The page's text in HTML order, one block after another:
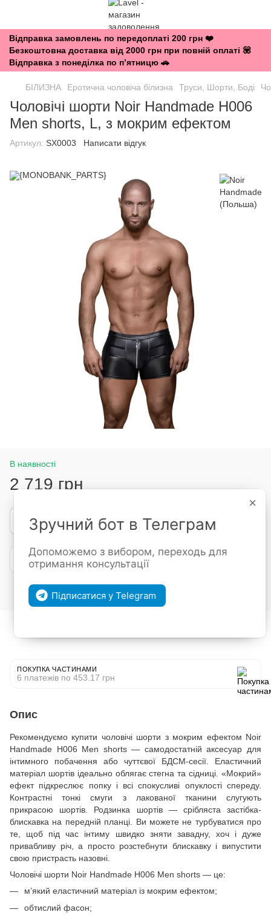
Відправка замовлень по передоплаті 200 грн ❤️
Безкоштовна доставка від 2000 грн при повній оплаті 💟
Відправка з понеділка по п’ятницю 🚗
БІЛИЗНА Еротична чоловіча білизна Труси, Шорти, Боді
Чоловічі шорти Noir Handmade H006
Men shorts, L, з мокрим ефектом
Артикул: SX0003 Написати відгук
В наявності
2 719 грн
Купити
Покупка частинами від mono
Увійтидля відображення накопичувальної знижки
ПОКУПКА ЧАСТИНАМИ
6 платежів по 453.17 грн
Опис
Рекомендуємо купити чоловічі шорти з мокрим ефектом Noir
Handmade H006 Men shorts — самодостатній аксесуар для
інтимного побачення або чуттєвої БДСМ-сесії. Еластичний
матеріал шортів ідеально облягає стегна та сідниці. «Мокрий»
ефект підкреслює попку і всі спокусливі опуклості спереду.
Контрастні тонкі смуги з лакованої тканини слугують
прикрасою шортів. Родзинка шортів — срібляста застібка-
блискавка на передній планці. Ви можете не турбуватися про
те, щоб під час інтиму швидко зняти завадну, хоч і дуже
привабливу річ, а просто розстебнути блискавку і випустити
свою пристрасть назовні.
Чоловічі шорти Noir Handmade H006 Men shorts — це:
м’який еластичний матеріал із мокрим ефектом;
обтислий фасон;
Зручний бот в Телеграм
Допоможемо з вибором, переходь для
отримання консультації
Підписатися у Telegram
×